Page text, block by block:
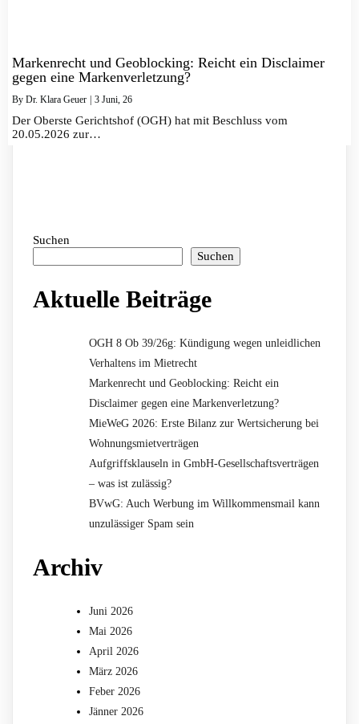
Markenrecht und Geoblocking: Reicht ein Disclaimer
gegen eine Markenverletzung?
By Dr. Klara Geuer 3 Juni, 26
Der Oberste Gerichtshof (OGH) hat mit Beschluss vom
20.05.2026 zur…
Suchen
Suchen
Aktuelle Beiträge
OGH 8 Ob 39/26g: Kündigung wegen unleidlichen
Verhaltens im Mietrecht
Markenrecht und Geoblocking: Reicht ein
Disclaimer gegen eine Markenverletzung?
MieWeG 2026: Erste Bilanz zur Wertsicherung bei
Wohnungsmietverträgen
Aufgriffsklauseln in GmbH-Gesellschaftsverträgen
– was ist zulässig?
BVwG: Auch Werbung im Willkommensmail kann
unzulässiger Spam sein
Archiv
Juni 2026
Mai 2026
April 2026
März 2026
Feber 2026
Jänner 2026